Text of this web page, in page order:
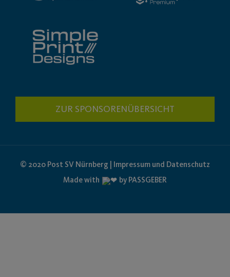
ZUR SPONSORENÜBERSICHT
© 2020 Post SV Nürnberg | Impressum und Datenschutz
Made with
by PASSGEBER